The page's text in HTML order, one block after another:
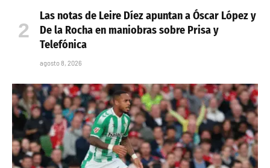
Las notas de Leire Díez apuntan a Óscar López y
De la Rocha en maniobras sobre Prisa y
Telefónica
agosto 8, 2026